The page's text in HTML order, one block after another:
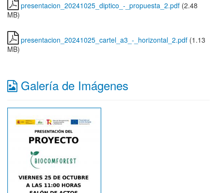
presentacion_20241025_diptico_-_propuesta_2.pdf (2.48
MB)
presentacion_20241025_cartel_a3_-_horizontal_2.pdf (1.13
MB)
Galería de Imágenes